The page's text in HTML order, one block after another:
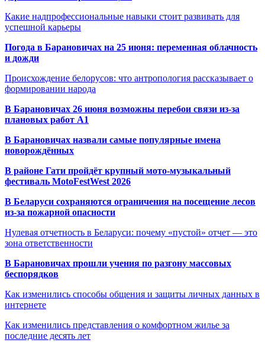
Какие надпрофессиональные навыки стоит развивать для
успешной карьеры
Погода в Барановичах на 25 июня: переменная облачность
и дожди
Происхождение белорусов: что антропология рассказывает о
формировании народа
В Барановичах 26 июня возможны перебои связи из-за
плановых работ A1
В Барановичах назвали самые популярные имена
новорождённых
В районе Гати пройдёт крупный мото-музыкальный
фестиваль MotoFestWest 2026
В Беларуси сохраняются ограничения на посещение лесов
из-за пожарной опасности
Нулевая отчетность в Беларуси: почему «пустой» отчет — это
зона ответственности
В Барановичах прошли учения по разгону массовых
беспорядков
Как изменились способы общения и защиты личных данных в
интернете
Как изменились представления о комфортном жилье за
последние десять лет